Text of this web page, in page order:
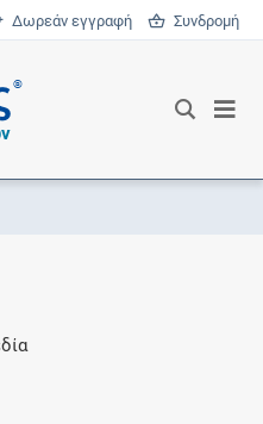
Δωρεάν εγγραφή Συνδρομή
®